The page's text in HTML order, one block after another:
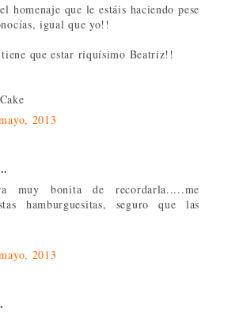
homenaje que le estáis haciendo pese
igual que yo!!
que estar riquísimo Beatriz!!
2013
muy bonita de recordarla.....me
hamburguesitas, seguro que las
2013